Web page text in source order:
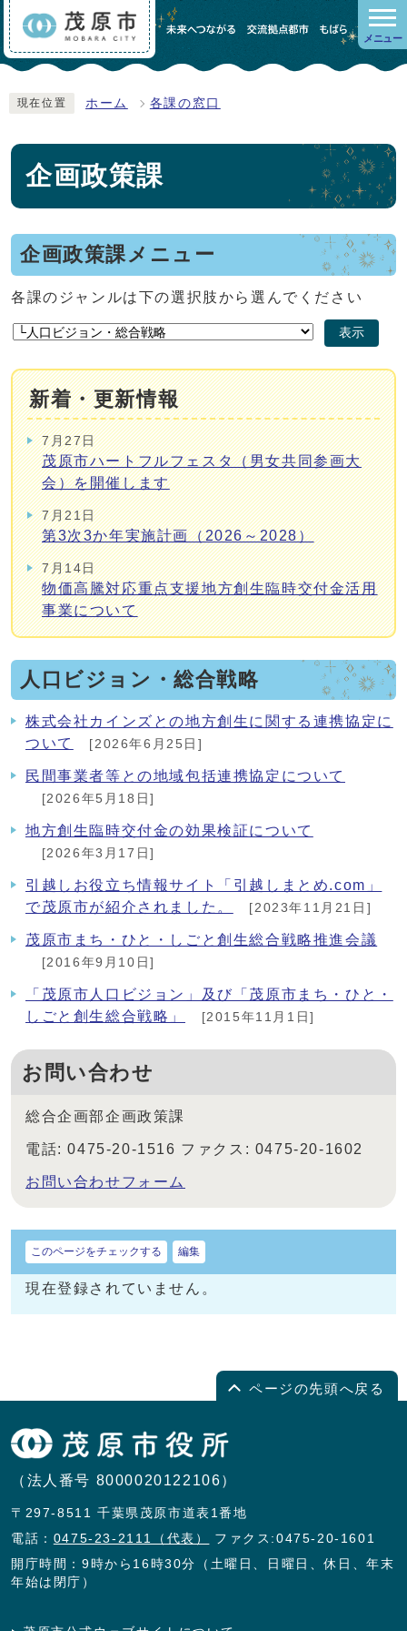
メニュー
現在位置 ホーム 各課の窓口
企画政策課
企画政策課メニュー
各課のジャンルは下の選択肢から選んでください
表示
新着・更新情報
7月27日
茂原市ハートフルフェスタ（男女共同参画大
会）を開催します
7月21日
第3次3か年実施計画（2026～2028）
7月14日
物価高騰対応重点支援地方創生臨時交付金活用
事業について
人口ビジョン・総合戦略
株式会社カインズとの地方創生に関する連携協定に
ついて
[2026年6月25日]
民間事業者等との地域包括連携協定について
[2026年5月18日]
地方創生臨時交付金の効果検証について
[2026年3月17日]
引越しお役立ち情報サイト「引越しまとめ.com」
で茂原市が紹介されました。
[2023年11月21日]
茂原市まち・ひと・しごと創生総合戦略推進会議
[2016年9月10日]
「茂原市人口ビジョン」及び「茂原市まち・ひと・
しごと創生総合戦略」
[2015年11月1日]
お問い合わせ
総合企画部企画政策課
電話: 0475-20-1516 ファクス: 0475-20-1602
お問い合わせフォーム
このページをチェックする 編集
現在登録されていません。
ページの先頭へ戻る
（法人番号 8000020122106）
〒297-8511 千葉県茂原市道表1番地
電話： 0475-23-2111（代表）
ファクス:0475-20-1601
開庁時間：9時から16時30分（土曜日、日曜日、休日、年末
年始は閉庁）